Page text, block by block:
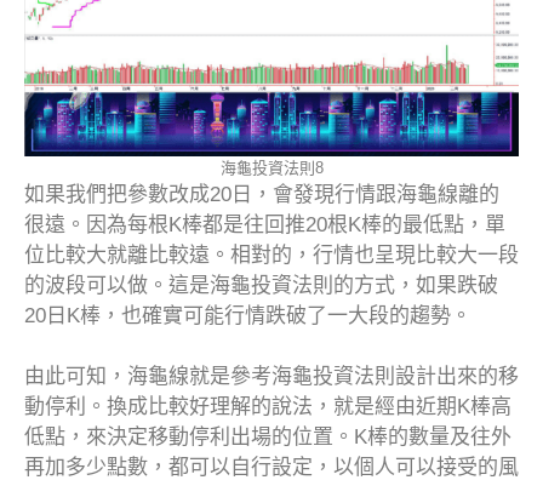
海龜投資法則8
如果我們把參數改成20日，會發現行情跟海龜線離的
很遠。因為每根K棒都是往回推20根K棒的最低點，單
位比較大就離比較遠。相對的，行情也呈現比較大一段
的波段可以做。這是海龜投資法則的方式，如果跌破
20日K棒，也確實可能行情跌破了一大段的趨勢。
由此可知，海龜線就是參考海龜投資法則設計出來的移
動停利。換成比較好理解的說法，就是經由近期K棒高
低點，來決定移動停利出場的位置。K棒的數量及往外
再加多少點數，都可以自行設定，以個人可以接受的風